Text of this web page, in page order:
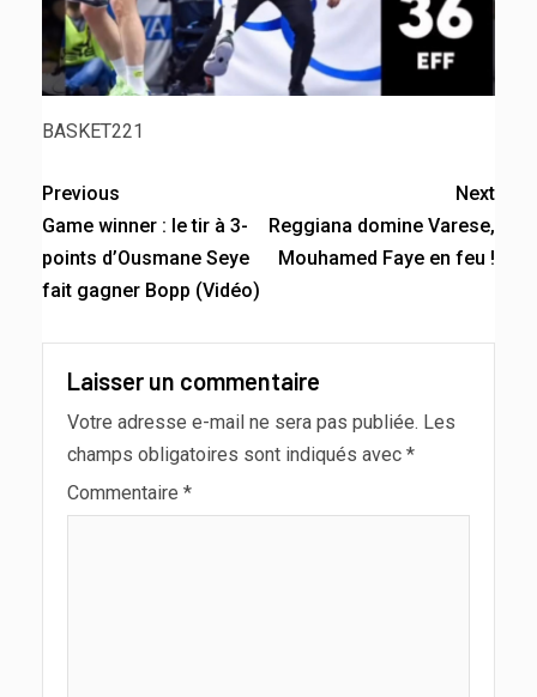
BASKET221
Previous
Game winner : le tir à 3-
points d’Ousmane Seye
fait gagner Bopp (Vidéo)
Next
Reggiana domine Varese,
Mouhamed Faye en feu !
Laisser un commentaire
Votre adresse e-mail ne sera pas publiée. Les
champs obligatoires sont indiqués avec *
Commentaire *